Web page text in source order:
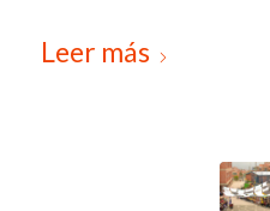
Leer más